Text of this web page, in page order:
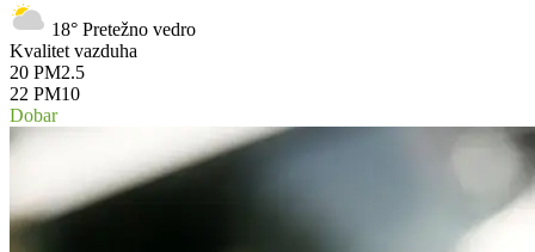
18° Pretežno vedro
Kvalitet vazduha
20 PM2.5
22 PM10
Dobar